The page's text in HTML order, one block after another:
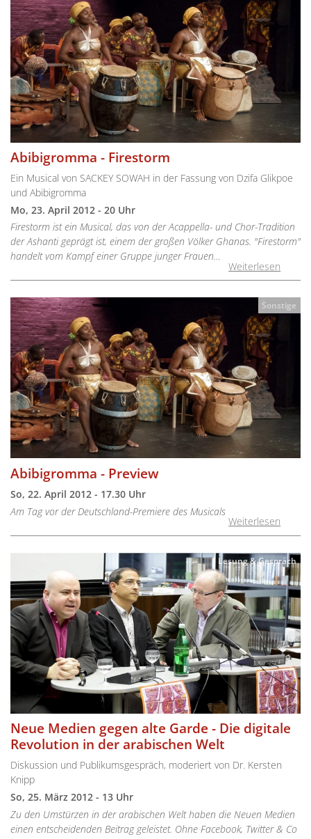
Abibigromma - Firestorm
Ein Musical von SACKEY SOWAH in der Fassung von Dzifa Glikpoe
und Abibigromma
Mo, 23. April 2012 - 20 Uhr
Firestorm ist ein Musical, das von der Acappella- und Chor-Tradition
der Ashanti geprägt ist, einem der großen Völker Ghanas. "Firestorm"
handelt vom Kampf einer Gruppe junger Frauen…
Weiterlesen
Sonstige
Abibigromma - Preview
So, 22. April 2012 - 17.30 Uhr
Am Tag vor der Deutschland-Premiere des Musicals
Weiterlesen
Lesung & Gespräch
Neue Medien gegen alte Garde - Die digitale
Revolution in der arabischen Welt
Diskussion und Publikumsgespräch, moderiert von Dr. Kersten
Knipp
So, 25. März 2012 - 13 Uhr
Zu den Umstürzen in der arabischen Welt haben die Neuen Medien
einen entscheidenden Beitrag geleistet. Ohne Facebook, Twitter & Co